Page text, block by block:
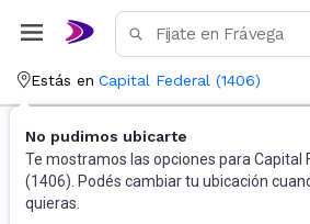
Estás en Capital Federal (1406)
No pudimos ubicarte
Te mostramos las opciones para Capital
(1406). Podés cambiar tu ubicación
quieras.